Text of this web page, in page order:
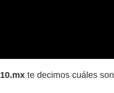
te decimos cuáles